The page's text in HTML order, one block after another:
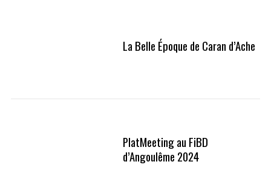
La Belle Époque de Caran d’Ache
PlatMeeting au FiBD
d’Angoulême 2024